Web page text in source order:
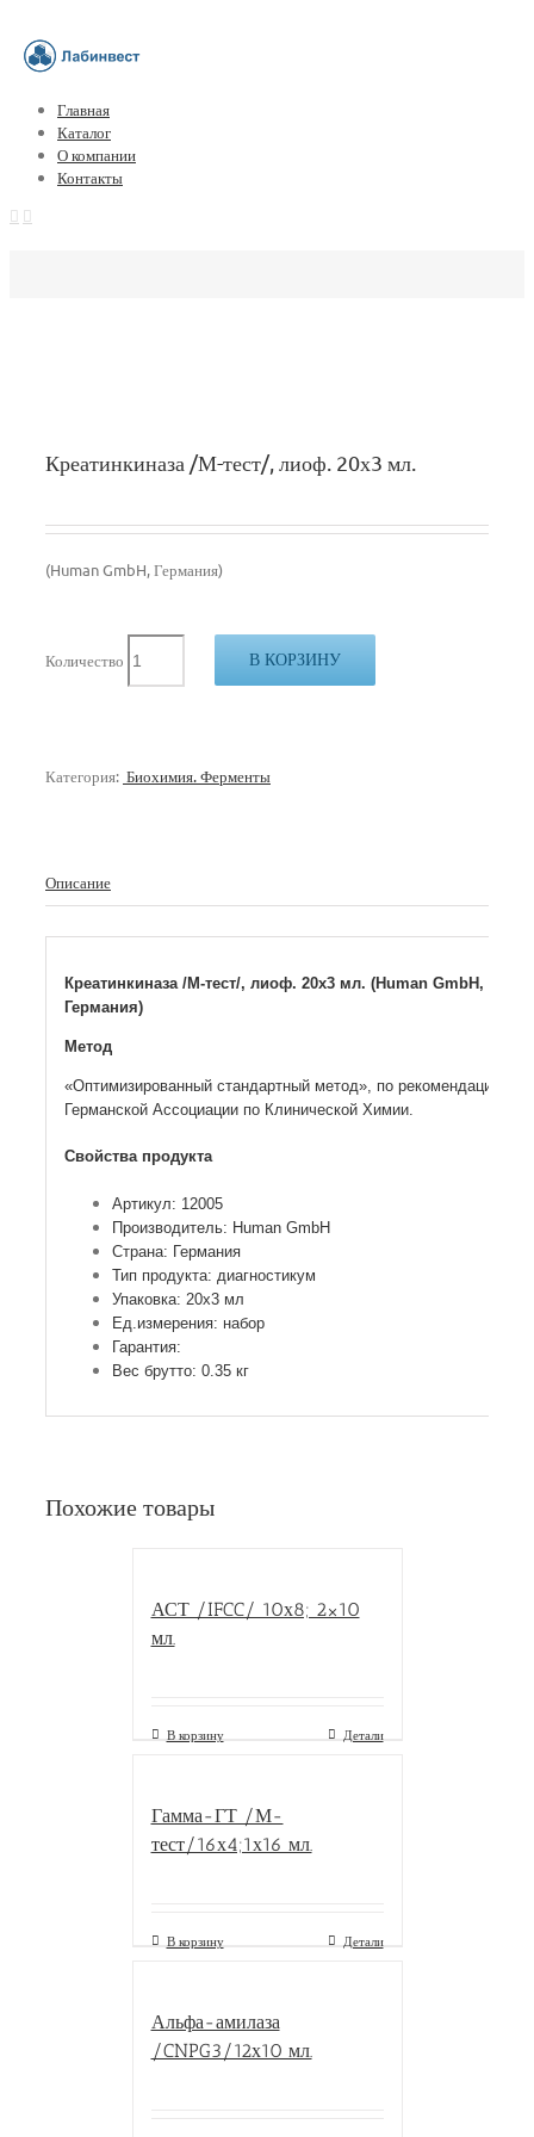
Главная
Каталог
О компании
Контакты
Креатинкиназа /М-тест/, лиоф. 20х3 мл.
(Human GmbH, Германия)
Количество В КОРЗИНУ
Категория: Биохимия. Ферменты
Описание
Креатинкиназа /М-тест/, лиоф. 20х3 мл. (Human GmbH,
Германия)
Метод
«Оптимизированный стандартный метод», по рекомендации
Германской Ассоциации по Клинической Химии.
Свойства продукта
Артикул: 12005
Производитель: Human GmbH
Страна: Германия
Тип продукта: диагностикум
Упаковка: 20х3 мл
Ед.измерения: набор
Гарантия:
Вес брутто: 0.35 кг
Похожие товары
АСТ /IFCC/ 10х8; 2×10
мл.
В корзину Детали
Гамма-ГТ /М-
тест/16х4;1х16 мл.
В корзину Детали
Альфа-амилаза
/CNPG3/12х10 мл.